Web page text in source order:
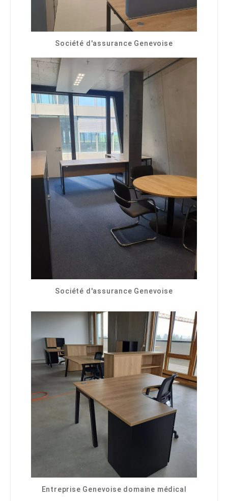
Société d'assurance Genevoise
Société d'assurance Genevoise
Entreprise Genevoise domaine médical